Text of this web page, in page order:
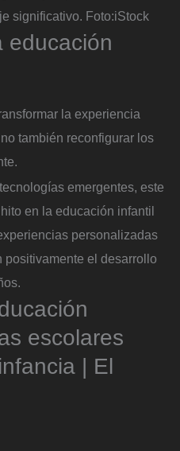
significativo. Foto:iStock
educación
la experiencia
también reconfigurar los
emergentes, este
en la educación infantil
personalizadas
el desarrollo
escolares
| El